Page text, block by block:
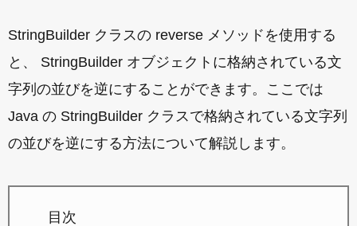
StringBuilder クラスの reverse メソッドを使用する
と、 StringBuilder オブジェクトに格納されている文
字列の並びを逆にすることができます。ここでは
Java の StringBuilder クラスで格納されている文字列
の並びを逆にする方法について解説します。
目次